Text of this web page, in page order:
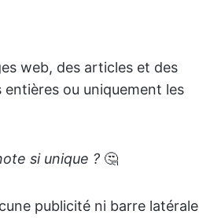
web, des articles et des
ou uniquement les
si unique ? 🤔
publicité ni barre latérale